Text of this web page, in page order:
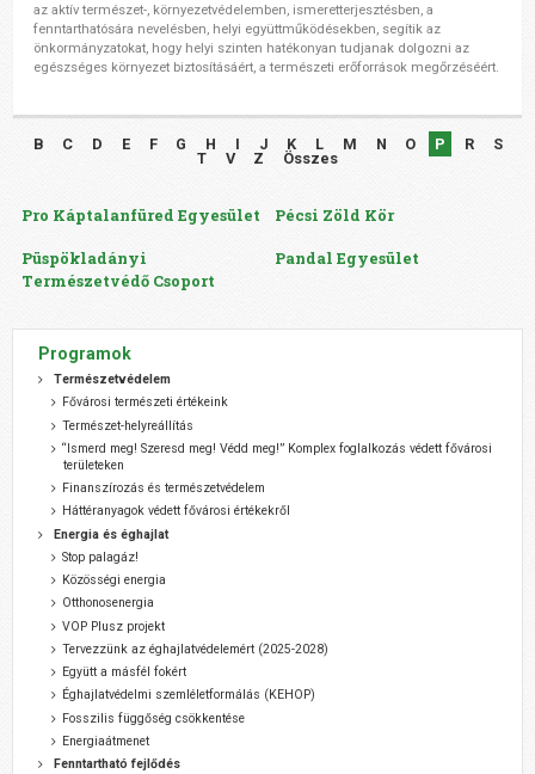
az aktív természet-, környezetvédelemben, ismeretterjesztésben, a
fenntarthatósára nevelésben, helyi együttműködésekben, segítik az
önkormányzatokat, hogy helyi szinten hatékonyan tudjanak dolgozni az
egészséges környezet biztosításáért, a természeti erőforrások megőrzéséért.
B C D E F G H I J K L M N O P R
S
T
V Z Összes
Pro Káptalanfüred Egyesület Pécsi Zöld Kör
Püspökladányi
Természetvédő Csoport
Pandal Egyesület
Programok
Természetvédelem
Fővárosi természeti értékeink
Természet-helyreállítás
“Ismerd meg! Szeresd meg! Védd meg!” Komplex foglalkozás védett fővárosi
területeken
Finanszírozás és természetvédelem
Háttéranyagok védett fővárosi értékekről
Energia és éghajlat
Stop palagáz!
Közösségi energia
Otthonosenergia
VOP Plusz projekt
Tervezzünk az éghajlatvédelemért (2025-2028)
Együtt a másfél fokért
Éghajlatvédelmi szemléletformálás (KEHOP)
Fosszilis függőség csökkentése
Energiaátmenet
Fenntartható fejlődés